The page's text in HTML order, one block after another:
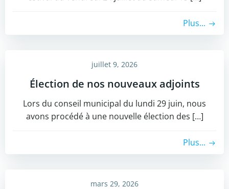
Plus...
juillet 9, 2026
Élection de nos nouveaux adjoints
​Lors du conseil municipal du lundi 29 juin, nous
avons procédé à une nouvelle élection des […]
Plus...
mars 29, 2026